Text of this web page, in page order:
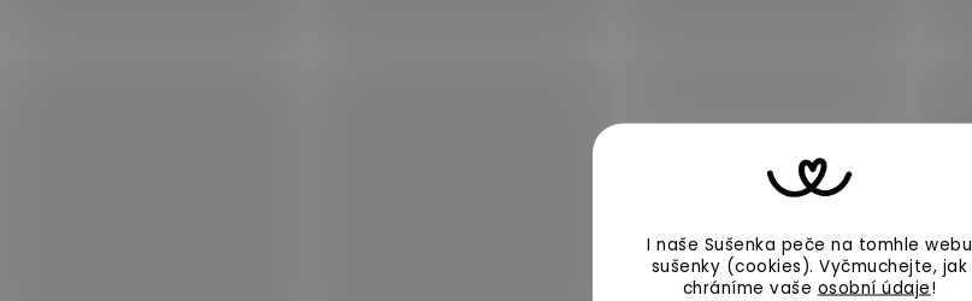
I naše Sušenka peče na tomhle webu
sušenky (cookies).Vyčmuchejte, jak
chráníme vaše osobní údaje!